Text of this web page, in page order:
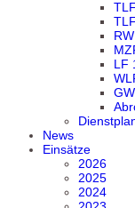
LF
News
Einsätze
2026
2025
2024